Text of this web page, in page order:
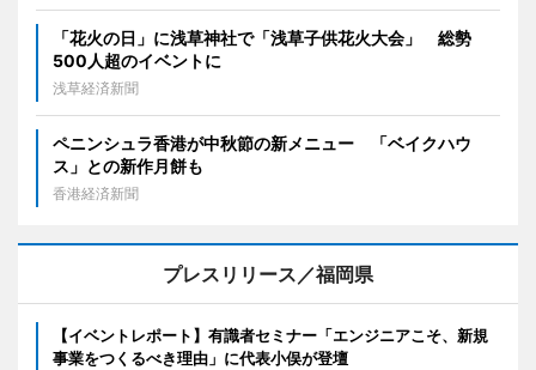
「花火の日」に浅草神社で「浅草子供花火大会」 総勢
500人超のイベントに
浅草経済新聞
ペニンシュラ香港が中秋節の新メニュー 「ベイクハウ
ス」との新作月餅も
香港経済新聞
プレスリリース／福岡県
【イベントレポート】有識者セミナー「エンジニアこそ、新規
事業をつくるべき理由」に代表小俣が登壇